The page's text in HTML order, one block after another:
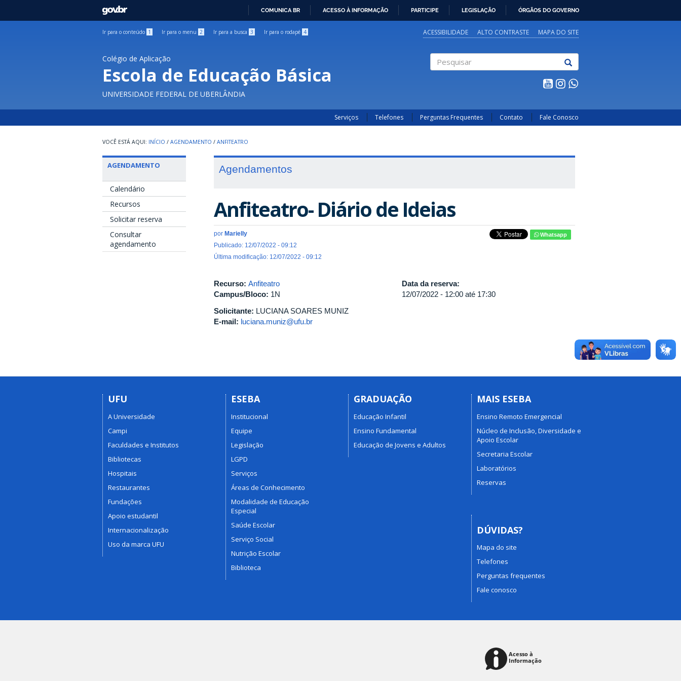
GOVBR
COMUNICA BR ACESSO À INFORMAÇÃO PARTICIPE LEGISLAÇÃO ÓRGÃOS DO GOVERNO
Ir para o conteúdo 1 Ir para o menu 2 Ir para a busca 3 Ir para o rodapé 4 ACESSIBILIDADE ALTO CONTRASTE MAPA DO SITE
Colégio de Aplicação
Escola de Educação Básica
UNIVERSIDADE FEDERAL DE UBERLÂNDIA
Serviços Telefones Perguntas Frequentes Contato Fale Conosco
INÍCIO / AGENDAMENTO / ANFITEATRO
AGENDAMENTO
Calendário
Recursos
Solicitar reserva
Consultar
agendamento
Agendamentos
Anfiteatro- Diário de Ideias
por Marielly
Publicado: 12/07/2022 - 09:12
Última modificação: 12/07/2022 - 09:12
Whatsapp
Recurso: Anfiteatro
Campus/Bloco: 1N
Solicitante: LUCIANA SOARES MUNIZ
E-mail: luciana.muniz@ufu.br
Data da reserva:
12/07/2022 - 12:00 até 17:30
UFU
A Universidade
Campi
Faculdades e Institutos
Bibliotecas
Hospitais
Restaurantes
Fundações
Apoio estudantil
Internacionalização
Uso da marca UFU
ESEBA
Institucional
Equipe
Legislação
LGPD
Serviços
Áreas de Conhecimento
Modalidade de Educação
Especial
Saúde Escolar
Serviço Social
Nutrição Escolar
Biblioteca
GRADUAÇÃO
Educação Infantil
Ensino Fundamental
Educação de Jovens e Adultos
MAIS ESEBA
Ensino Remoto Emergencial
Núcleo de Inclusão, Diversidade e
Apoio Escolar
Secretaria Escolar
Laboratórios
Reservas
DÚVIDAS?
Mapa do site
Telefones
Perguntas frequentes
Fale conosco